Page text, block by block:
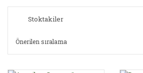
Stoktakiler